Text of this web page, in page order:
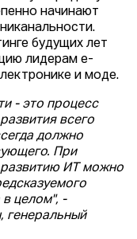
начинают
будущих лет
лидерам e-
и моде.
- это процесс
всего
должно
При
ИТ можно
целом", -
генеральный